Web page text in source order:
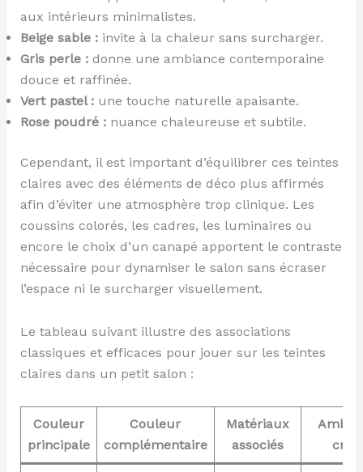
aux intérieurs minimalistes.
Beige sable :invite à la chaleur sans surcharger.
Gris perle :donne une ambiance contemporaine
douce et raffinée.
Vert pastel :une touche naturelle apaisante.
Rose poudré :nuance chaleureuse et subtile.
Cependant, il est important d’équilibrer ces teintes
claires avec des éléments de déco plus affirmés
afin d’éviter une atmosphère trop clinique. Les
coussins colorés, les cadres, les luminaires ou
encore le choix d’un canapé apportent le contraste
nécessaire pour dynamiser le salon sans écraser
l’espace ni le surcharger visuellement.
Le tableau suivant illustre des associations
classiques et efficaces pour jouer sur les teintes
claires dans un petit salon :
Couleur
principale
Couleur
complémentaire
Matériaux
associés